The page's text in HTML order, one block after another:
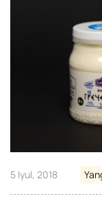
5 Iyul, 2018